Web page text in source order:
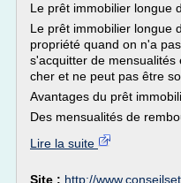
Le prêt immobilier longue
Le prêt immobilier longue
propriété quand on n'a
s'acquitter de
cher et ne peut pas être
Avantages du prêt
Des mensualités de
Lire la suite
Site : http://